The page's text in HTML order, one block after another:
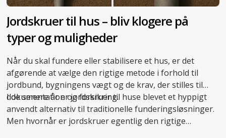
Jordskruer til hus – bliv klogere på
typer og muligheder
Når du skal fundere eller stabilisere et hus, er det
afgørende at vælge den rigtige metode i forhold til
jordbund, bygningens vægt og de krav, der stilles til
dokumentation og forsikring.
I de senere år er jordskruer til huse blevet et hyppigt
anvendt alternativ til traditionelle funderingsløsninger.
Men hvornår er jordskruer egentlig den rigtige